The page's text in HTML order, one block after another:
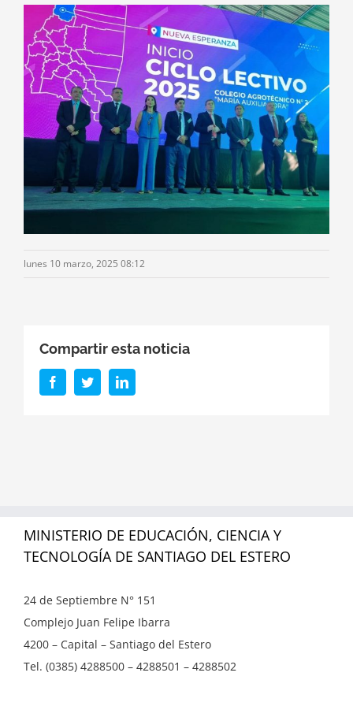
lunes 10 marzo, 2025 08:12
Compartir esta noticia
FacebookTwitterLinkedIn
MINISTERIO DE EDUCACIÓN, CIENCIA Y
TECNOLOGÍA DE SANTIAGO DEL ESTERO
24 de Septiembre N° 151
Complejo Juan Felipe Ibarra
4200 – Capital – Santiago del Estero
Tel. (0385) 4288500 – 4288501 – 4288502